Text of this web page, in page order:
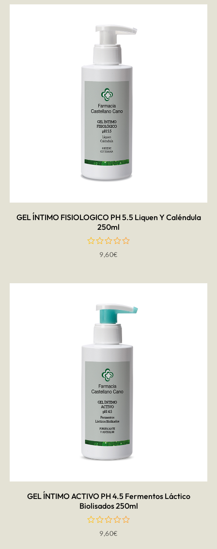
AÑADIR AL CARRITO
GEL ÍNTIMO FISIOLOGICO PH 5.5 Liquen Y Caléndula
250ml
9,60€
AÑADIR AL CARRITO
GEL ÍNTIMO ACTIVO PH 4.5 Fermentos Láctico
Biolisados 250ml
9,60€